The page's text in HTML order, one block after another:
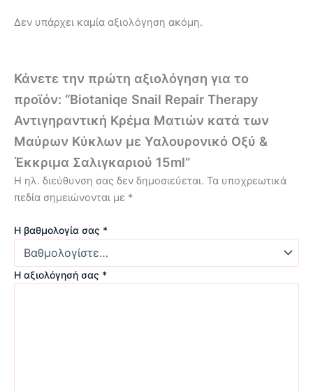
Δεν υπάρχει καμία αξιολόγηση ακόμη.
Κάνετε την πρώτη αξιολόγηση για το
προϊόν: “Biotaniqe Snail Repair Therapy
Αντιγηραντική Κρέμα Ματιών κατά των
Μαύρων Κύκλων με Υαλουρονικό Οξύ &
Έκκριμα Σαλιγκαριού 15ml”
Η ηλ. διεύθυνση σας δεν δημοσιεύεται. Τα υποχρεωτικά
πεδία σημειώνονται με *
Η βαθμολογία σας *
Η αξιολόγησή σας *